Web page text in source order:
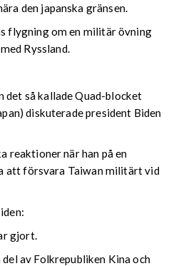
den japanska gränsen.
flygning om en militär övning
Ryssland.
det så kallade Quad-blocket
diskuterade president Biden
reaktioner när han på en
att försvara Taiwan militärt vid
gjort.
av Folkrepubliken Kina och